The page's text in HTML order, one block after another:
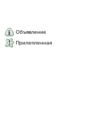
Объявление
Прилепленная